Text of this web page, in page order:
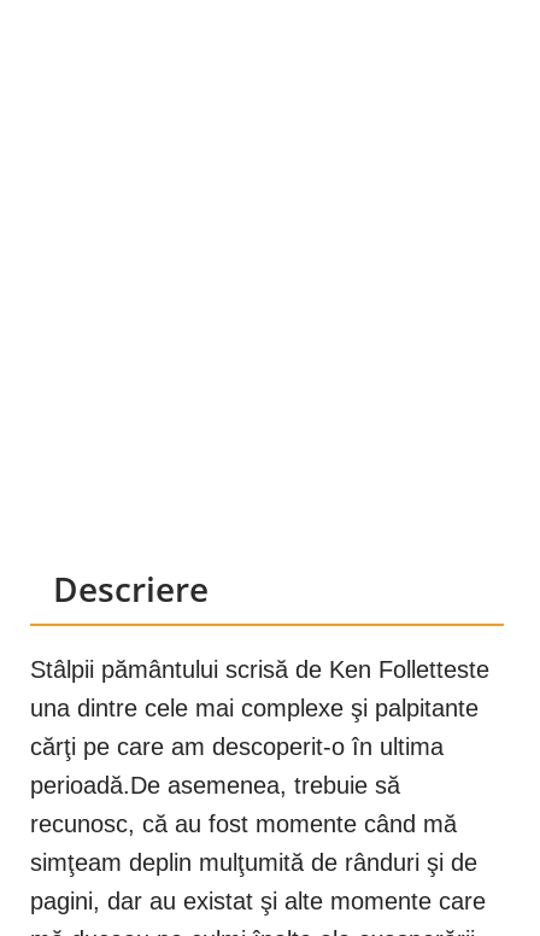
Descriere
Stâlpii pământului scrisă de Ken Folletteste
una dintre cele mai complexe şi palpitante
cărţi pe care am descoperit-o în ultima
perioadă.De asemenea, trebuie să
recunosc, că au fost momente când mă
simţeam deplin mulţumită de rânduri şi de
pagini, dar au existat şi alte momente care